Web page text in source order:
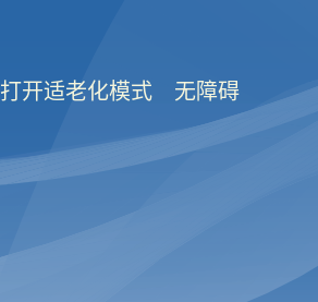
打开适老化模式 无障碍